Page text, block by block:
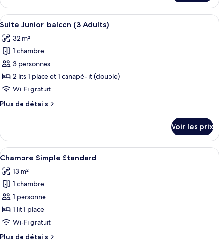
balcon
(2
Adults
and
2
Children)
le
type
de
Suite
Junior,
(2
Adults
and
Children)
Afficher
toutes
les
photos
pour
ce
type
chambre :
balcon
(3
Adults)
Un balcon avec deux chaises en fil
9
Suite Junior, balcon (3 Adults)
32 m²
1 chambre
3 personnes
2 lits 1 place et 1 canapé-lit (double)
Wi-Fi gratuit
Plus de détails
Plus
le
type
de
Suite
Junior,
(3
Adults)
Voir les prix
Afficher
toutes
les
photos
pour
ce
type
chambre :
Une chambre d’hôtel avec un lit,
1
Chambre Simple Standard
13 m²
1 chambre
1 personne
1 lit 1 place
Wi-Fi gratuit
Plus de détails
Plus